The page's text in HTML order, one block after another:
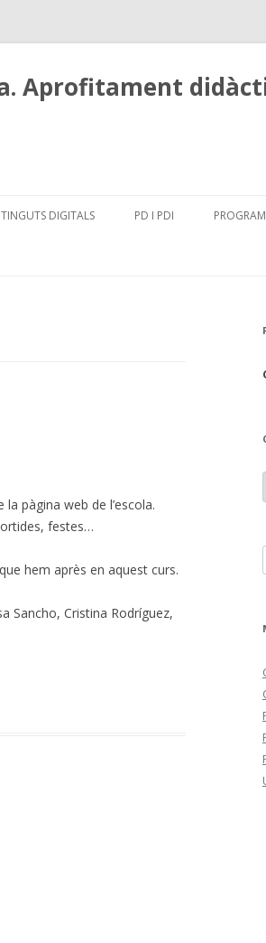
Aprofitament
to
DIGITALS PD I PDI
pàgina web de l’escola.
festes…
hem après en aquest curs.
Sancho, Cristina Rodríguez,
t
r
c
: